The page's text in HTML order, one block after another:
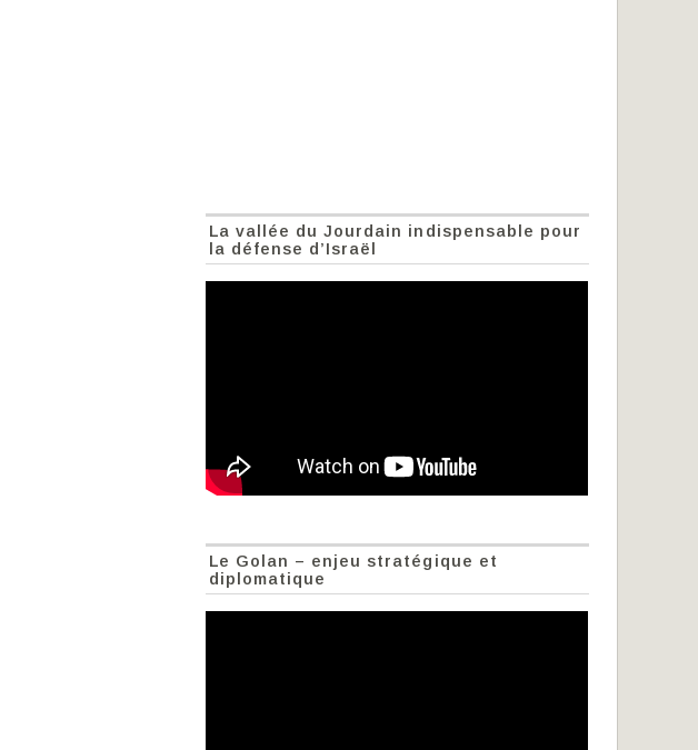
La vallée du Jourdain indispensable pour
la défense d’Israël
Le Golan – enjeu stratégique et
diplomatique